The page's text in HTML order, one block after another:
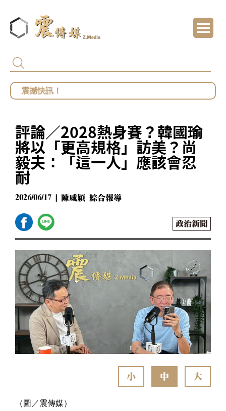
鄭麗文勝選國民黨主席 王鴻薇曝首要任務：
評論／2028熱身賽？韓國瑜
將以「更高規格」訪美？尚
毅夫：「這一人」應該會忍
耐
2026/06/17 | 陳威穎 綜合報導
政治新聞
小 中 大
（圖／震傳媒）